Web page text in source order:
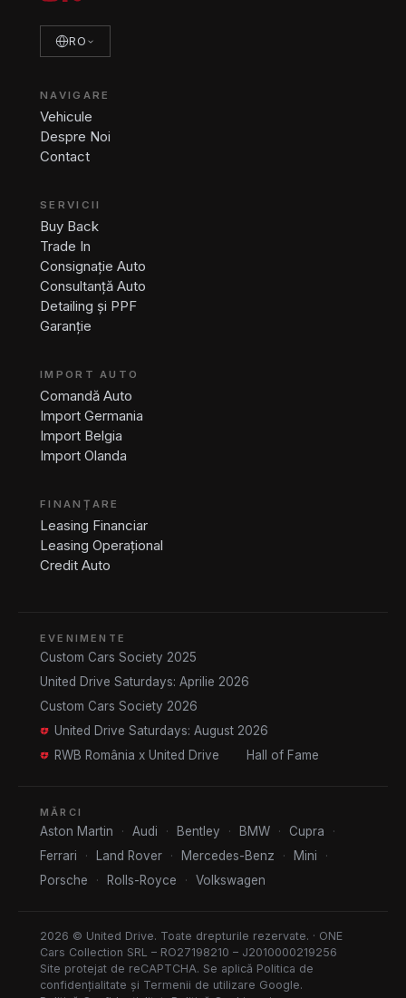
RO
NAVIGARE
Vehicule
Despre Noi
Contact
SERVICII
Buy Back
Trade In
Consignație Auto
Consultanță Auto
Detailing și PPF
Garanție
IMPORT AUTO
Comandă Auto
Import Germania
Import Belgia
Import Olanda
FINANȚARE
Leasing Financiar
Leasing Operațional
Credit Auto
EVENIMENTE
Custom Cars Society 2025
United Drive Saturdays: Aprilie 2026
Custom Cars Society 2026
United Drive Saturdays: August 2026
RWB România x United Drive
Hall of Fame
MĂRCI
Aston Martin · Audi · Bentley · BMW · Cupra
·
Ferrari
· Land Rover · Mercedes-Benz · Mini
·
Porsche
· Rolls-Royce · Volkswagen
2026 © United Drive. Toate drepturile rezervate. · ONE
Cars Collection SRL – RO27198210 – J2010000219256
Site protejat de reCAPTCHA. Se aplică Politica de
confidențialitate și Termenii de utilizare Google.